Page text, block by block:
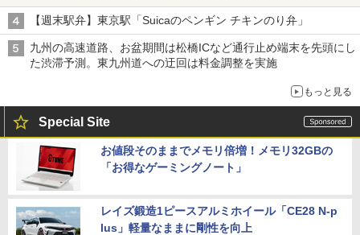
【週末駅弁】東京駅「Suicaのペンギン チキンのり弁」
九州の高速道路、お盆期間は松橋ICなど通行止め端末を先頭にし
た渋滞予測。東九州道への迂回は料金調整を実施
もっと見る
Special Site
お値段そのままでメモリ倍増！メモリ32GBの
「お得なゲーミングノート」
レイズ鍛造1ピースアルミホイール「CE28 N-p
lus」軽量なままに剛性を向上